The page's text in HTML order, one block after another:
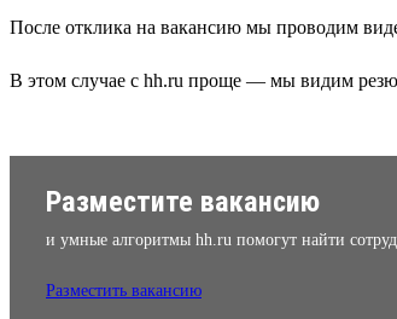
После отклика на вакансию мы проводим
В этом случае с hh.ru проще — мы видим
Разместите вакансию
и умные алгоритмы hh.ru помогут найти
Разместить вакансию